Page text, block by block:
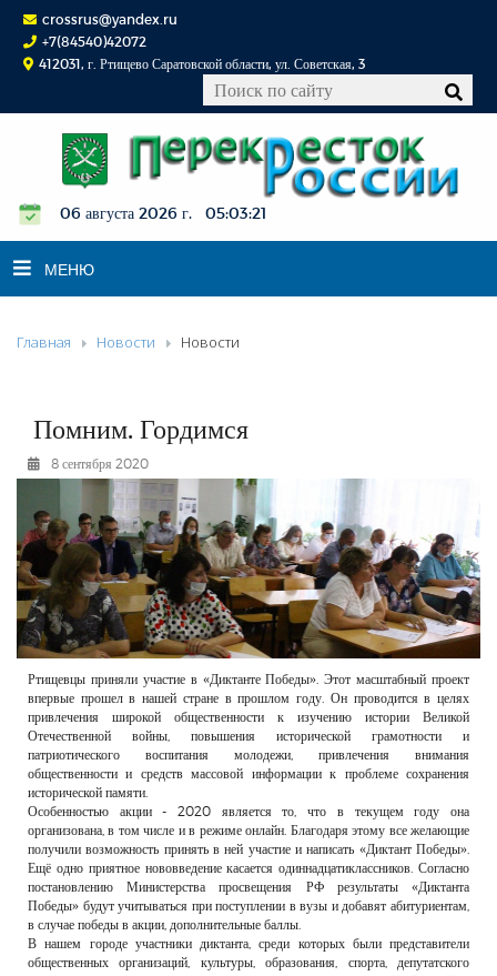
crossrus@yandex.ru
+7(84540)42072
412031, г. Ртищево Саратовской области, ул. Советская, 3
06 августа 2026 г. 05:03:21
МЕНЮ
НОВОСТИ
К СВЕДЕНИЮ
ФОТОРЕПОРТАЖИ
РЕКЛАМОДАТЕЛЯМ
ОБЪЯВЛЕНИЯ
КОНТАКТЫ
Главная Новости Новости
Помним. Гордимся
8 сентября 2020
Ртищевцы приняли участие в «Диктанте Победы». Этот масштабный проект
впервые прошел в нашей стране в прошлом году. Он проводится в целях
привлечения широкой общественности к изучению истории Великой
Отечественной войны, повышения исторической грамотности и
патриотического воспитания молодежи, привлечения внимания
общественности и средств массовой информации к проблеме сохранения
исторической памяти.
Особенностью акции - 2020 является то, что в текущем году она
организована, в том числе и в режиме онлайн. Благодаря этому все желающие
получили возможность принять в ней участие и написать «Диктант Победы».
Ещё одно приятное нововведение касается одиннадцатиклассников. Согласно
постановлению Министерства просвещения РФ результаты «Диктанта
Победы» будут учитываться при поступлении в вузы и добавят абитуриентам,
в случае победы в акции, дополнительные баллы.
В нашем городе участники диктанта, среди которых были представители
общественных организаций, культуры, образования, спорта, депутатского